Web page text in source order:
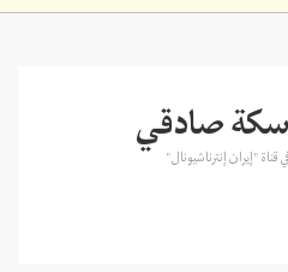
صادقي
"إيران إنترناشيونال"